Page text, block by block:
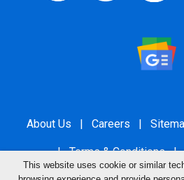
About Us | Careers |
| Terms & Conditions |
This website uses cookie or similar